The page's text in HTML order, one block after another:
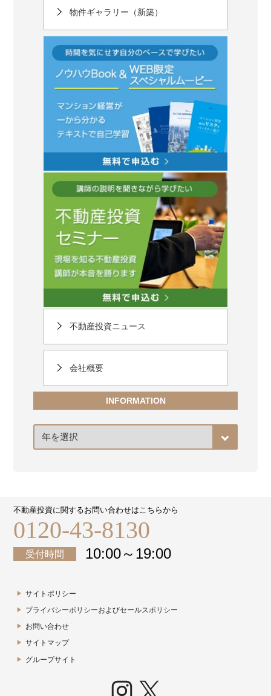
物件ギャラリー（新築）
不動産投資ニュース
会社概要
INFORMATION
ア
カ
不動産投資に関するお問い合わせはこちらから
0120-43-8130
受付時間 10:00～19:00
サイトポリシー
プライバシーポリシーおよびセールスポリシー
お問い合わせ
サイトマップ
グループサイト
Instagram
X